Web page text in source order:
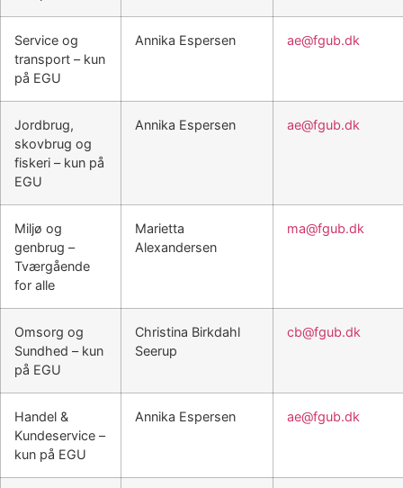
Service og
transport – kun
på EGU
Annika Espersen ae@fgub.dk
Jordbrug,
skovbrug og
fiskeri – kun på
EGU
Annika Espersen ae@fgub.dk
Miljø og
genbrug –
Tværgående
for alle
Marietta
Alexandersen
ma@fgub.dk
Omsorg og
Sundhed – kun
på EGU
Christina Birkdahl
Seerup
cb@fgub.dk
Handel &
Kundeservice –
kun på EGU
Annika Espersen ae@fgub.dk